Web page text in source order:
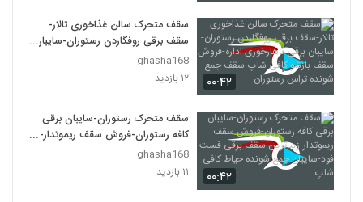
۰۰:۴۲
سقف متحرک سالن غذاخوری تالار-
سقف برقی روفگاردن رستوران-سایبان
برقی ناهارخوری اداره-فروش سقف
بازشو کافی شاپ-سقف جمع شونده
ghasha168
۱۲ بازدید
۰۰:۴۲
سقف متحرک رستوران-سایبان برقی
کافه رستوران-فروش سقف ریموتدار-
زیباترین سقف برقی فست فود-سایبان
جمع شونده حیاط کافی شاپ
ghasha168
۱۱ بازدید